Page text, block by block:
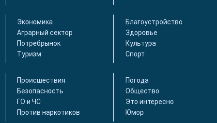
Экономика
Аграрный сектор
Потребрынок
Туризм
Благоустройство
Здоровье
Культура
Спорт
Происшествия
Безопасность
ГО и ЧС
Против наркотиков
Погода
Общество
Это интересно
Юмор